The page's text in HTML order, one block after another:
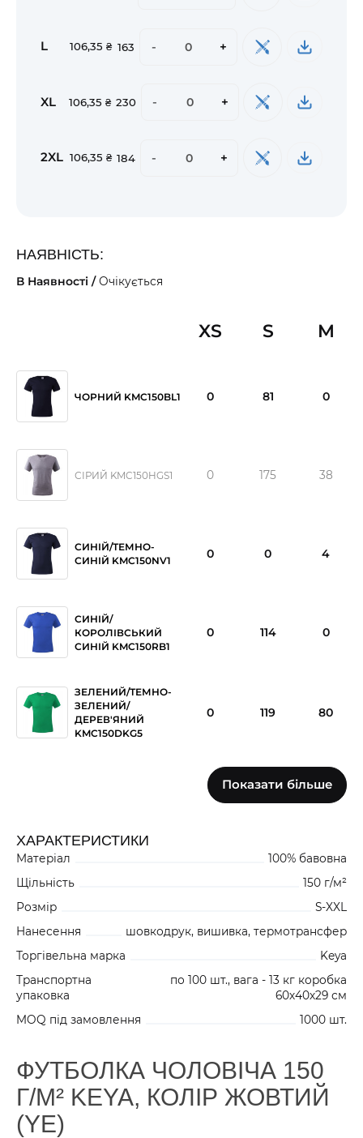
L 106,35 ₴ 163 - +
XL 106,35 ₴ 230 - +
2XL 106,35 ₴ 184 - +
НАЯВНІСТЬ:
В Наявності /Очікується
XS S M
ЧОРНИЙ KMC150BL1 0 81 0
СІРИЙ KMC150HGS1 0 175 38
СИНІЙ/ТЕМНО-
СИНІЙ KMC150NV1
0 0 4
СИНІЙ/
КОРОЛІВСЬКИЙ
СИНІЙ KMC150RB1
0 114 0
ЗЕЛЕНИЙ/ТЕМНО-
ЗЕЛЕНИЙ/
ДЕРЕВ'ЯНИЙ
KMC150DKG5
0 119 80
0 58 16
KMC150YE3
97
Показати більше
ХАРАКТЕРИСТИКИ
Матеріал
100% бавовна
Щільність
150 г/м²
Розмір
S-XXL
Нанесення
шовкодрук, вишивка, термотрансфер
Торгівельна марка
Keya
Транспортна
упаковка
по 100 шт., вага - 13 кг коробка
60х40х29 см
MOQ під замовлення
1000 шт.
ФУТБОЛКА ЧОЛОВІЧА 150
Г/М² KEYA, КОЛІР ЖОВТИЙ
(YE)